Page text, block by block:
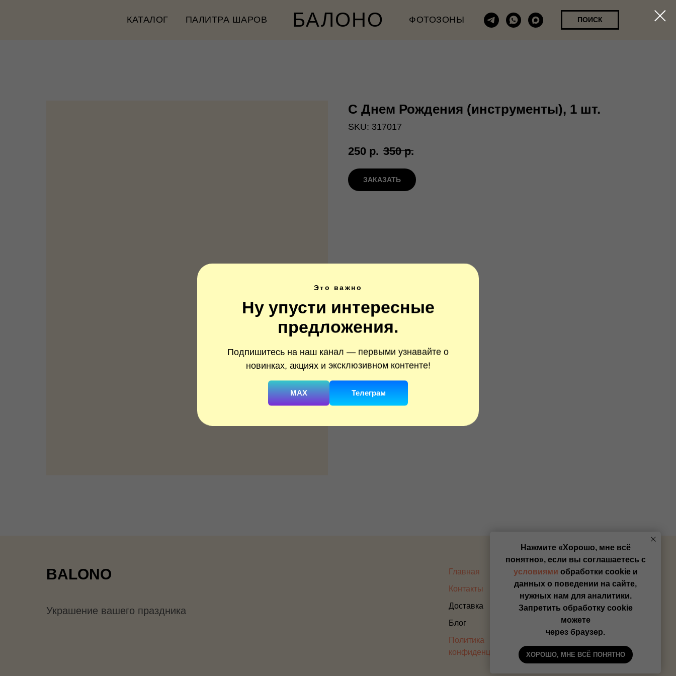
БАЛОНО
КАТАЛОГ ПАЛИТРА ШАРОВ ФОТОЗОНЫ ПОИСК
Это важно
Ну упусти интересные
предложения.
Подпишитесь на наш канал — первыми узнавайте о
новинках, акциях и эксклюзивном контенте!
MAX Телеграм
С Днем Рождения (инструменты), 1 шт.
SKU: 317017
250 р. 350 р.
ЗАКАЗАТЬ
Нажмите «Хорошо, мне всё
понятно», если вы соглашаетесь с
условиями обработки cookie и
данных о поведении на сайте,
нужных нам для аналитики.
Запретить обработку cookie
можете
через браузер.
ХОРОШО, МНЕ ВСЁ ПОНЯТНО
BALONO
Украшение вашего праздника
Главная
Контакты
Доставка
Блог
Политика
конфиденциальности
Оплата
Прайс